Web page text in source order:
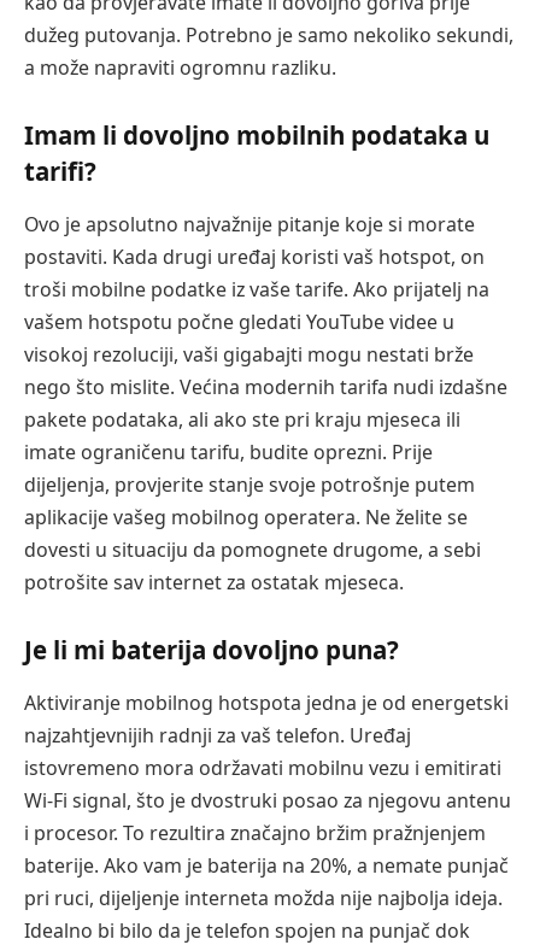
dužeg putovanja. Potrebno je samo nekoliko sekundi,
a može napraviti ogromnu razliku.
Imam li dovoljno mobilnih podataka u
tarifi?
Ovo je apsolutno najvažnije pitanje koje si morate
postaviti. Kada drugi uređaj koristi vaš hotspot, on
troši mobilne podatke iz vaše tarife. Ako prijatelj na
vašem hotspotu počne gledati YouTube videe u
visokoj rezoluciji, vaši gigabajti mogu nestati brže
nego što mislite. Većina modernih tarifa nudi izdašne
pakete podataka, ali ako ste pri kraju mjeseca ili
imate ograničenu tarifu, budite oprezni. Prije
dijeljenja, provjerite stanje svoje potrošnje putem
aplikacije vašeg mobilnog operatera. Ne želite se
dovesti u situaciju da pomognete drugome, a sebi
potrošite sav internet za ostatak mjeseca.
Je li mi baterija dovoljno puna?
Aktiviranje mobilnog hotspota jedna je od energetski
najzahtjevnijih radnji za vaš telefon. Uređaj
istovremeno mora održavati mobilnu vezu i emitirati
Wi-Fi signal, što je dvostruki posao za njegovu antenu
i procesor. To rezultira značajno bržim pražnjenjem
baterije. Ako vam je baterija na 20%, a nemate punjač
pri ruci, dijeljenje interneta možda nije najbolja ideja.
Idealno bi bilo da je telefon spojen na punjač dok